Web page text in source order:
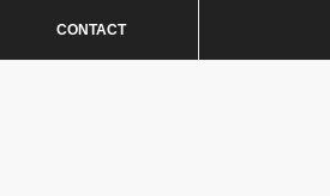
CONTACT